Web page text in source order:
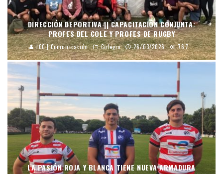
DIRECCIÓN DEPORTIVA || CAPACITACIÓN CONJUNTA:
PROFES DEL COLE Y PROFES DE RUGBY
JCC | Comunicación Colegio 26/03/2026 767
LA PASIÓN ROJA Y BLANCA TIENE NUEVA ARMADURA